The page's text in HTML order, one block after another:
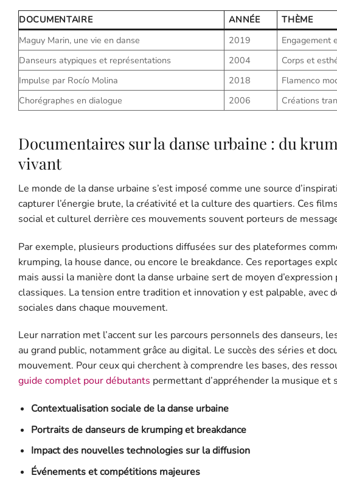
DOCUMENTAIRE ANNÉE THÈME
Maguy Marin, une vie en danse
2019 Engagement
Danseurs atypiques et représentations
2004 Corps et
Impulse par Rocío Molina
2018 Flamenco
Chorégraphes en dialogue
2006 Créations
Documentaires sur la danse urbaine : du
vivant
Le monde de la danse urbaine s’est imposé comme une source
capturer l’énergie brute, la créativité et la culture des quartiers. Ces
social et culturel derrière ces mouvements souvent porteurs de
Par exemple, plusieurs productions diffusées sur des plateformes
krumping, la house dance, ou encore le breakdance. Ces reportages
mais aussi la manière dont la danse urbaine sert de moyen
classiques. La tension entre tradition et innovation y est palpable,
sociales dans chaque mouvement.
Leur narration met l’accent sur les parcours personnels des
au grand public, notamment grâce au digital. Le succès des séries et
mouvement. Pour ceux qui cherchent à comprendre les bases, des
guide complet pour débutants permettant d’appréhender la musique et
Contextualisation sociale de la danse urbaine
Portraits de danseurs de krumping et breakdance
Impact des nouvelles technologies sur la diffusion
Événements et compétitions majeures